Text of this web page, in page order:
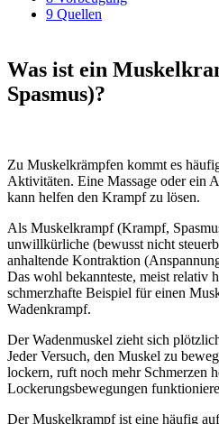
9 Quellen
Was ist ein
Spasmus)?
Zu Muskelkrämpfen kommt es
Aktivitäten. Eine Massage oder ein
kann helfen den Krampf zu lösen.
Als Muskelkrampf (Krampf,
unwillkürliche (bewusst nicht
anhaltende Kontraktion
Das wohl bekannteste, meist relativ
schmerzhafte Beispiel für einen
Wadenkrampf.
Der Wadenmuskel zieht sich
Jeder Versuch, den Muskel zu
lockern, ruft noch mehr Schmerzen
Lockerungsbewegungen
Der Muskelkrampf ist eine häufig